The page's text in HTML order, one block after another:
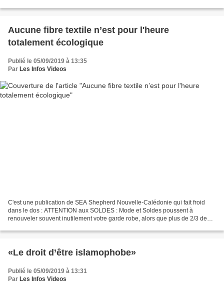
Aucune fibre textile n’est pour l'heure
totalement écologique
Publié le 05/09/2019 à 13:35
Par Les Infos Videos
C'est une publication de SEA Shepherd Nouvelle-Calédonie qui fait froid
dans le dos : ATTENTION aux SOLDES : Mode et Soldes poussent à
renouveler souvent inutilement votre garde robe, alors que plus de 2/3 de
«Le droit d’être islamophobe»
Publié le 05/09/2019 à 13:31
Par Les Infos Videos